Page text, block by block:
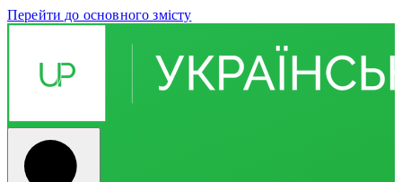
Перейти до основного змісту